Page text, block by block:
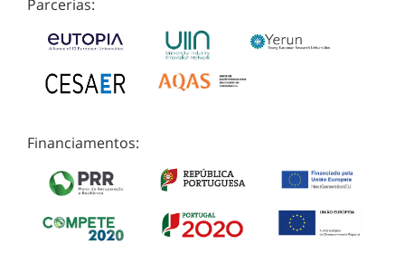
Parcerias:
Financiamentos: